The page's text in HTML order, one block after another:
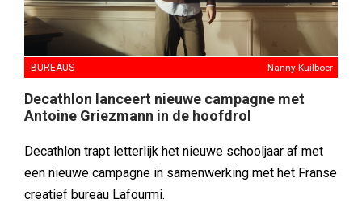
BUREAUS Nanny Kuilboer
Decathlon lanceert nieuwe campagne met
Antoine Griezmann in de hoofdrol
Decathlon trapt letterlijk het nieuwe schooljaar af met
een nieuwe campagne in samenwerking met het Franse
creatief bureau Lafourmi.